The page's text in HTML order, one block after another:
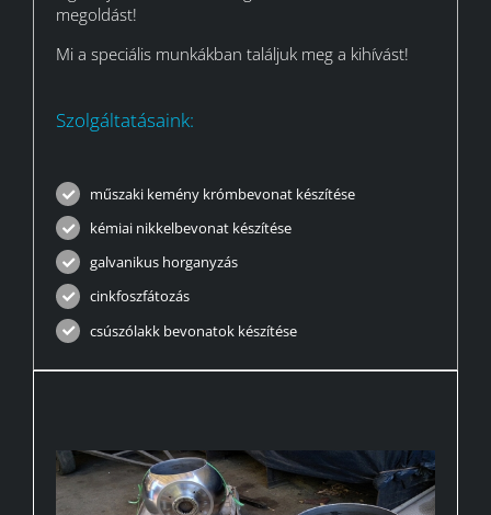
megoldást!
Mi a speciális munkákban találjuk meg a kihívást!
Szolgáltatásaink:
műszaki kemény krómbevonat készítése
kémiai nikkelbevonat készítése
galvanikus horganyzás
cinkfoszfátozás
csúszólakk bevonatok készítése